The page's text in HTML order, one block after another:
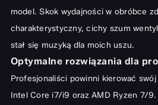
model. Skok wydajności w obróbce
charakterystyczny, cichy szum
stał się muzyką dla moich uszu.
Optymalne rozwiązania dla
Profesjonaliści powinni kierować
Intel Core i7/i9 oraz AMD Ryzen 7/